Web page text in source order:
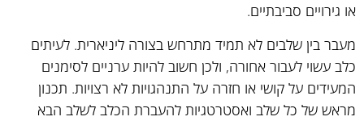
או גירויים סביבתיים.
מעבר בין שלבים לא תמיד מתרחש בצורה ליניארית. לעיתים
כלב עשוי לעבור אחורה, ולכן חשוב להיות ערניים לסימנים
המעידים על קושי או חזרה על התנהגויות לא רצויות. תכנון
מראש של כל שלב ואסטרטגיות להעברת הכלב לשלב הבא